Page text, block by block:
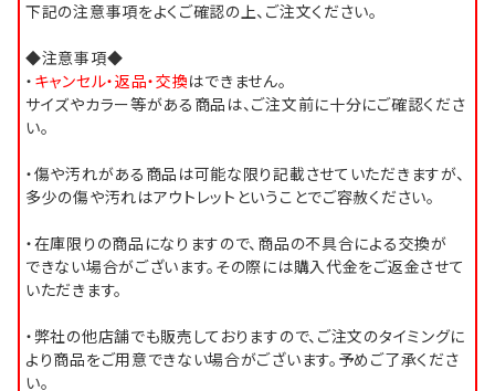
下記の注意事項をよくご確認の上、ご注文ください。
◆注意事項◆
・ キャンセル・返品・交換はできません。
サイズやカラー等がある商品は、ご注文前に十分にご確認くださ
い。
・傷や汚れがある商品は可能な限り記載させていただきますが、
多少の傷や汚れはアウトレットということでご容赦ください。
・在庫限りの商品になりますので、商品の不具合による交換が
できない場合がございます。その際には購入代金をご返金させて
いただきます。
・弊社の他店舗でも販売しておりますので、ご注文のタイミングに
より商品をご用意できない場合がございます。予めご了承くださ
い。